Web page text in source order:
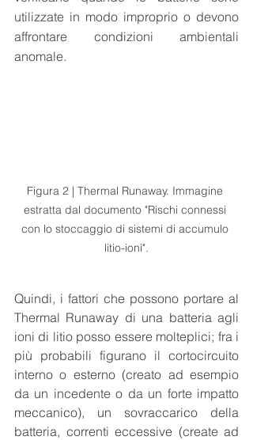
utilizzate in modo improprio o devono
affrontare condizioni ambientali
anomale.
Figura 2 | Thermal Runaway. Immagine
estratta dal documento "Rischi connessi
con lo stoccaggio di sistemi di accumulo
litio-ioni".
Quindi, i fattori che possono portare al
Thermal Runaway di una batteria agli
ioni di litio posso essere molteplici; fra i
più probabili figurano il cortocircuito
interno o esterno (creato ad esempio
da un incedente o da un forte impatto
meccanico), un sovraccarico della
batteria, correnti eccessive (create ad